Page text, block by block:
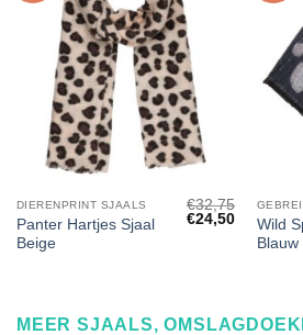
DIERENPRINT SJAALS
Panter Hartjes Sjaal
Beige
€32,75
Oorspronkelijke
€24,50Huidige
prijsWild
Blauw
MEER SJAALS,